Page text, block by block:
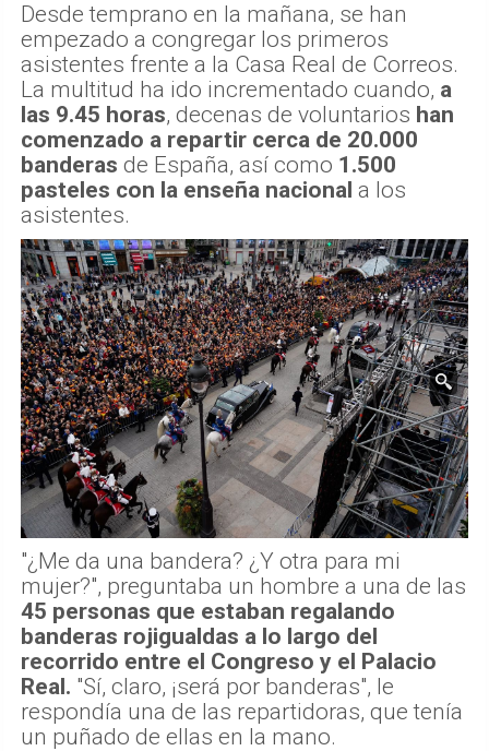
Desde temprano en la mañana, se han
empezado a congregar los primeros
asistentes frente a la Casa Real de Correos.
La multitud ha ido incrementado cuando, a
las 9.45 horas, decenas de voluntarios han
comenzado a repartir cerca de 20.000
banderas de España, así como 1.500
pasteles con la enseña nacional a los
asistentes.
"¿Me da una bandera? ¿Y otra para mi
mujer?", preguntaba un hombre a una de las
45 personas que estaban regalando
banderas rojigualdas a lo largo del
recorrido entre el Congreso y el Palacio
Real. "Sí, claro, ¡será por banderas", le
respondía una de las repartidoras, que tenía
un puñado de ellas en la mano.